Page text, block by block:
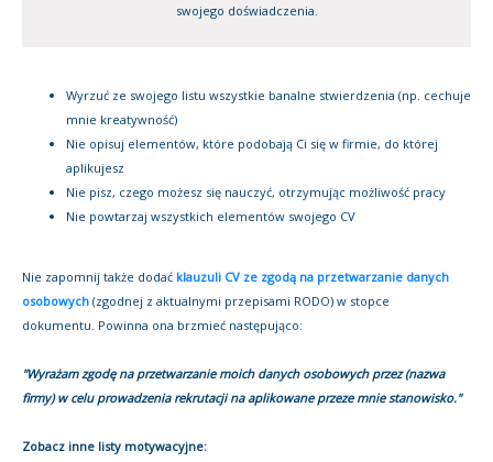
swojego doświadczenia.
Wyrzuć ze swojego listu wszystkie banalne stwierdzenia (np. cechuje
mnie kreatywność)
Nie opisuj elementów, które podobają Ci się w firmie, do której
aplikujesz
Nie pisz, czego możesz się nauczyć, otrzymując możliwość pracy
Nie powtarzaj wszystkich elementów swojego CV
Nie zapomnij także dodać klauzuli CV ze zgodą na przetwarzanie danych
osobowych (zgodnej z aktualnymi przepisami RODO) w stopce
dokumentu. Powinna ona brzmieć następująco:
"Wyrażam zgodę na przetwarzanie moich danych osobowych przez (nazwa
firmy) w celu prowadzenia rekrutacji na aplikowane przeze mnie stanowisko."
Zobacz inne listy motywacyjne: